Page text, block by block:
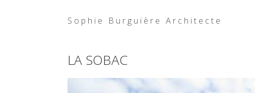
Sophie Burguière Architecte
LA SOBAC